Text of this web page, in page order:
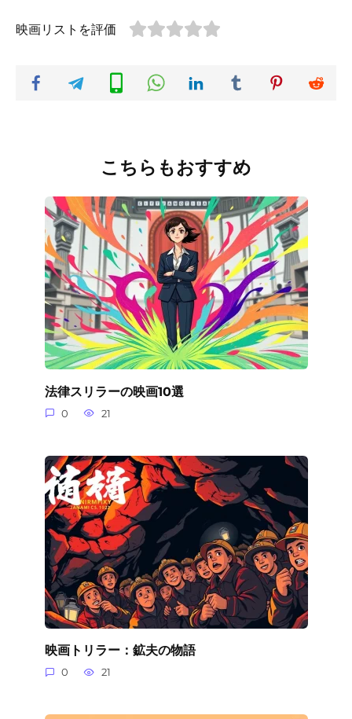
映画リストを評価
こちらもおすすめ
法律スリラーの映画10選
0 21
映画トリラー：鉱夫の物語
0 21